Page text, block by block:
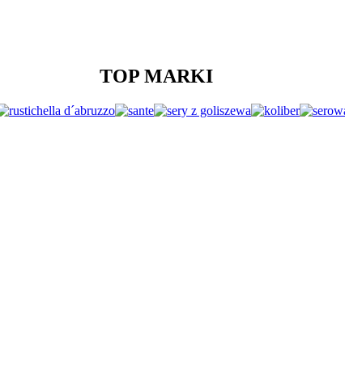
TOP MARKI